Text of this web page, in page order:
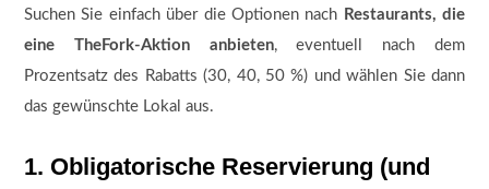
Suchen Sie einfach über die Optionen nach Restaurants, die
eine TheFork-Aktion anbieten, eventuell nach dem
Prozentsatz des Rabatts (30, 40, 50 %) und wählen Sie dann
das gewünschte Lokal aus.
1. Obligatorische Reservierung (und